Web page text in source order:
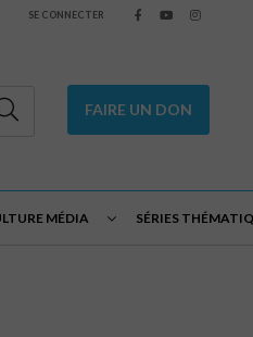
SE CONNECTER
FAIRE UN DON
MÉDIA SÉRIES